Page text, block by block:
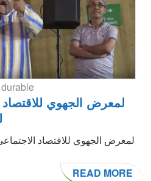
لمعرض الجهوي للاقتصاد
لمعرض الجهوي للاقتصاد
READ MORE